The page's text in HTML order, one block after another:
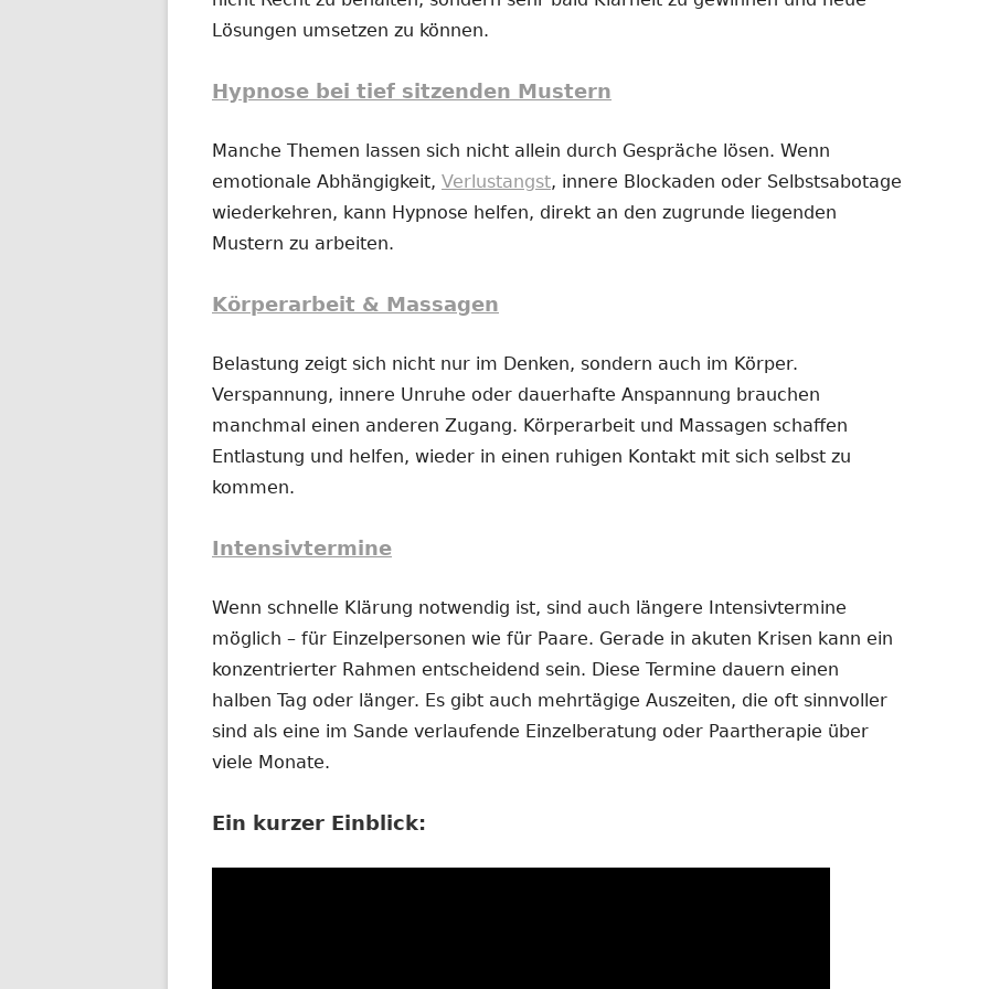
Lösungen umsetzen zu können.
Hypnose bei tief sitzenden Mustern
Manche Themen lassen sich nicht allein durch Gespräche lösen. Wenn
emotionale Abhängigkeit, Verlustangst, innere Blockaden oder Selbstsabotage
wiederkehren, kann Hypnose helfen, direkt an den zugrunde liegenden
Mustern zu arbeiten.
Körperarbeit & Massagen
Belastung zeigt sich nicht nur im Denken, sondern auch im Körper.
Verspannung, innere Unruhe oder dauerhafte Anspannung brauchen
manchmal einen anderen Zugang. Körperarbeit und Massagen schaffen
Entlastung und helfen, wieder in einen ruhigen Kontakt mit sich selbst zu
kommen.
Intensivtermine
Wenn schnelle Klärung notwendig ist, sind auch längere Intensivtermine
möglich – für Einzelpersonen wie für Paare. Gerade in akuten Krisen kann ein
konzentrierter Rahmen entscheidend sein. Diese Termine dauern einen
halben Tag oder länger. Es gibt auch mehrtägige Auszeiten, die oft sinnvoller
sind als eine im Sande verlaufende Einzelberatung oder Paartherapie über
viele Monate.
Ein kurzer Einblick: